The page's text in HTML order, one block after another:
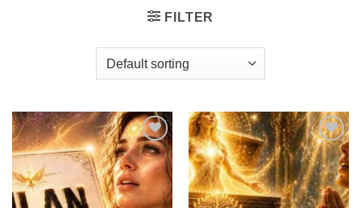
FILTER
Ajouter
à la
wishlist
Ajouter
à la
wishlist